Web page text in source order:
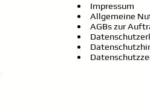
Impressum
Allgemeine
AGBs zur